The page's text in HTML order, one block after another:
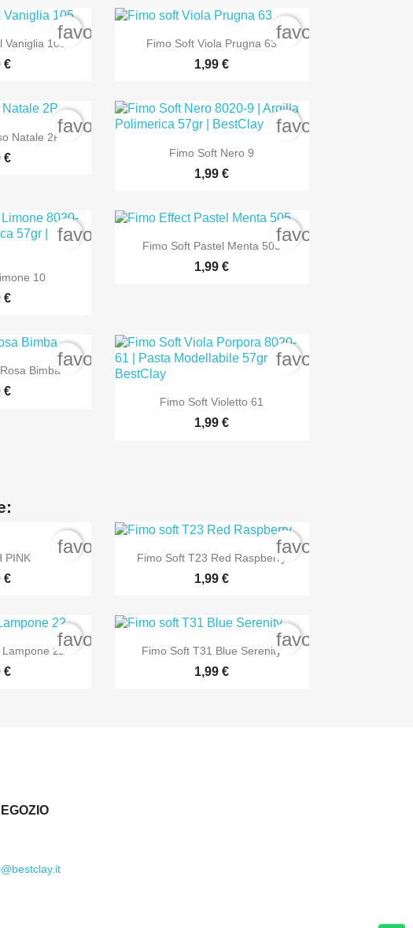
105
€
favorite_border  Anteprima
Fimo Soft Viola Prugna 63
1,99 €
favorite_border
Natale 2P
€
favorite_border
 Anteprima
Fimo Soft Nero 9
1,99 €
favorite_border
10
€
favorite_border  Anteprima
Fimo Soft Pastel Menta 505
1,99 €
favorite_border
Bimba
€
favorite_border
 Anteprima
Fimo Soft Violetto 61
1,99 €
favorite_border
PINK
€
favorite_border  Anteprima
Fimo Soft T23 Red Raspberry
1,99 €
favorite_border
22
€
favorite_border  Anteprima
Fimo Soft T31 Blue Serenity
1,99 €
favorite_border